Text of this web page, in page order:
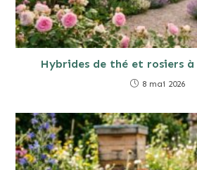
Hybrides de thé et rosiers
8 mai 2026